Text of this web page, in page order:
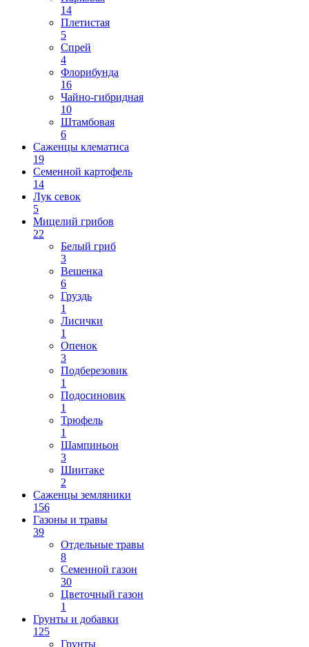
14
Плетистая
5
Спрей
4
Флорибунда
16
Чайно-гибридная
10
Штамбовая
6
Саженцы клематиса
19
Семенной картофель
14
Лук севок
5
Мицелий грибов
22
Белый гриб
3
Вешенка
6
Груздь
1
Лисички
1
Опенок
3
Подберезовик
1
Подосиновик
1
Трюфель
1
Шампиньон
3
Шиитаке
2
Саженцы земляники
156
Газоны и травы
39
Отдельные травы
8
Семенной газон
30
Цветочный газон
1
Грунты и добавки
125
Грунты